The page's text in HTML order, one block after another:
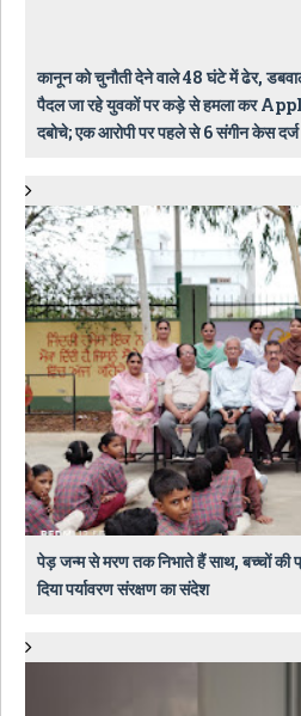
कानून को चुनौती देने वाले 48 घंटे में ढेर,
पैदल जा रहे युवकों पर कड़े से हमला कर
दबोचे; एक आरोपी पर पहले से 6 संगीन केस दर्ज
पेड़ जन्म से मरण तक निभाते हैं साथ, बच्चों की
दिया पर्यावरण संरक्षण का संदेश